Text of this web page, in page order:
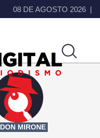
08 DE AGOSTO 2026
DON MIRONE